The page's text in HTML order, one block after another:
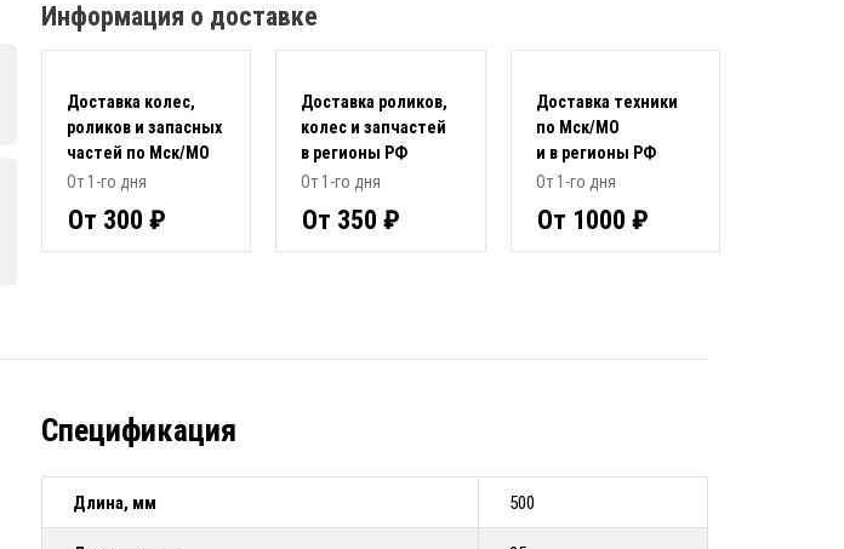
Информация о доставке
Доставка колес,
роликов и запасных
частей по Мск/МО
От 1-го дня
От 300 ₽
Доставка роликов,
колес и запчастей
в регионы РФ
От 1-го дня
От 350 ₽
Доставка техники
по Мск/МО
и в регионы РФ
От 1-го дня
От 1000 ₽
Спецификация
Длина, мм 500